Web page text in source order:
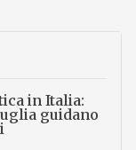
in Italia:
guidano